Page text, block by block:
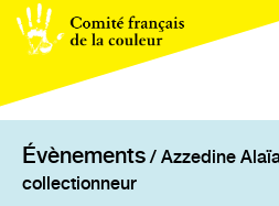
Évènements/ Azzedine
collectionneur